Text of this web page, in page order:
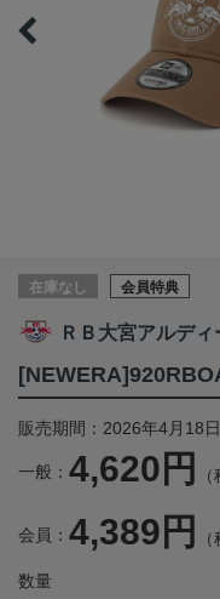
在庫なし 会員特典
ＲＢ大宮アルディ
販売期間：2026年4月18
一般： 4,620円
会員： 4,389円
数量